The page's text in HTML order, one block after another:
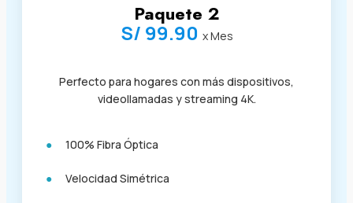
Paquete 2
S/ 99.90 x Mes
Perfecto para hogares con más dispositivos,
videollamadas y streaming 4K.
100% Fibra Óptica
Velocidad Simétrica